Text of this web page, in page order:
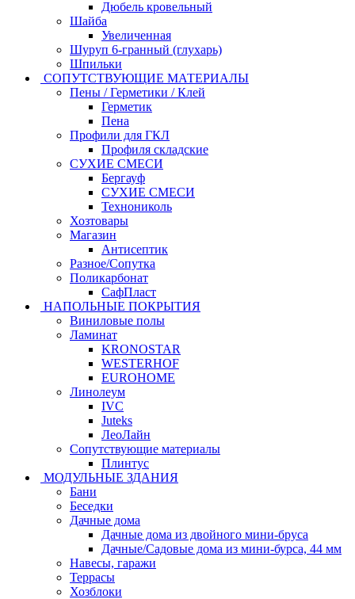
Дюбель кровельный
Шайба
Увеличенная
Шуруп 6-гранный (глухарь)
Шпильки
СОПУТСТВУЮЩИЕ МАТЕРИАЛЫ
Пены / Герметики / Клей
Герметик
Пена
Профили для ГКЛ
Профиля складские
СУХИЕ СМЕСИ
Бергауф
СУХИЕ СМЕСИ
Технониколь
Хозтовары
Магазин
Антисептик
Разное/Сопутка
Поликарбонат
СафПласт
НАПОЛЬНЫЕ ПОКРЫТИЯ
Виниловые полы
Ламинат
KRONOSTAR
WESTERHOF
EUROHOME
Линолеум
IVC
Juteks
ЛеоЛайн
Сопутствующие материалы
Плинтус
МОДУЛЬНЫЕ ЗДАНИЯ
Бани
Беседки
Дачные дома
Дачные дома из двойного мини-бруса
Дачные/Садовые дома из мини-бурса, 44 мм
Навесы, гаражи
Террасы
Хозблоки